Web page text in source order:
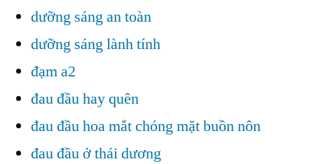
dưỡng sáng an toàn
dưỡng sáng lành tính
đạm a2
đau đầu hay quên
đau đầu hoa mắt chóng mặt buồn nôn
đau đầu ở thái dương